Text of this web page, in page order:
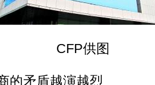
CFP供图
矛盾越演越烈